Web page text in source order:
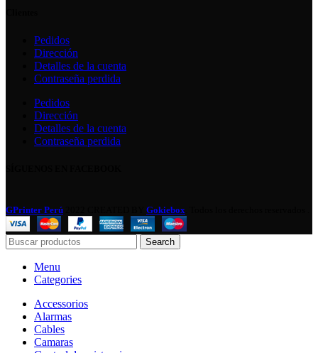
Pedidos
Dirección
Detalles de la cuenta
Contraseña perdida
Pedidos
Dirección
Detalles de la cuenta
Contraseña perdida
GPrinter Perú Gokiebox
Search
Menu
Categories
Accessorios
Alarmas
Cables
Camaras